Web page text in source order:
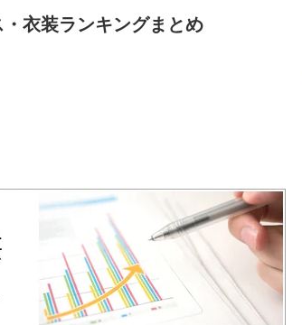
衣装ランキングまとめ